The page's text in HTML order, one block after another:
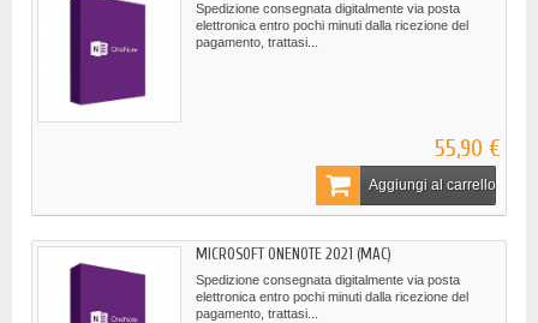
Spedizione consegnata digitalmente via posta
elettronica entro pochi minuti dalla ricezione del
pagamento, trattasi...
55,90 €
Aggiungi al carrello
MICROSOFT ONENOTE 2021 (MAC)
Spedizione consegnata digitalmente via posta
elettronica entro pochi minuti dalla ricezione del
pagamento, trattasi...